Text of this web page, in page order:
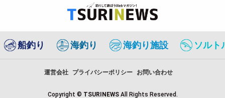
船釣り 海釣り 海釣り施設 ソルト
運営会社 プライバシーポリシー お問い合わせ
Copyright © TSURINEWS All Rights Reserved.